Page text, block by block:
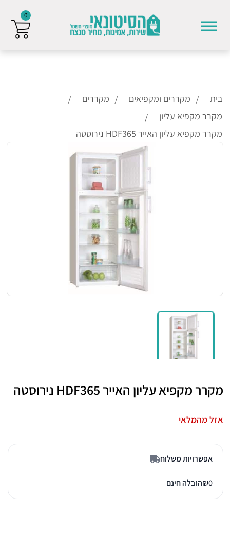
בית מקררים ומקפיאים
מקררים
מקרר מקפיא עליון
מקרר מקפיא עליון האייר HDF365 נירוסטה
מקרר מקפיא עליון האייר HDF365 נירוסטה
אזל מהמלאי
אפשרויות משלוח
₪0 הובלה חינם
0